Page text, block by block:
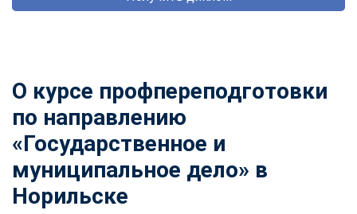
О курсе профпереподготовки
по направлению
«Государственное и
муниципальное дело» в
Норильске